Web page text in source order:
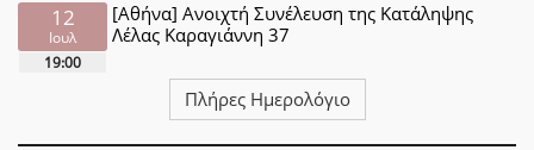
12
Ιουλ
19:00
[Αθήνα] Ανοιχτή Συνέλευση της Κατάληψης
Λέλας Καραγιάννη 37
Πλήρες Ημερολόγιο